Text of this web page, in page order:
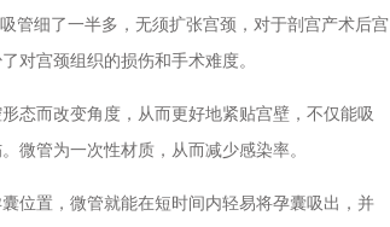
管细了一半多，无须扩张宫颈，对于剖宫产术后宫
对宫颈组织的损伤和手术难度。
而改变角度，从而更好地紧贴宫壁，不仅能吸
微管为一次性材质，从而减少感染率。
置，微管就能在短时间内轻易将孕囊吸出，并